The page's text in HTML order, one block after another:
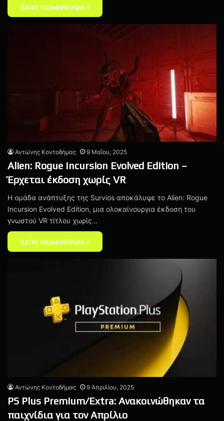
Δείτε περισσότερα »
Αντώνης Κοντοδήμας 9 Μαΐου, 2025
Alien: Rogue Incursion Evolved Edition –
Έρχεται έκδοση χωρίς VR
Η ομάδα ανάπτυξης της Survios αποκάλυψε το Alien: Rogue
Incursion Evolved Edition, μια ολοκαίνουργια έκδοση του
γνωστού VR τίτλου χωρίς…
Δείτε περισσότερα »
Αντώνης Κοντοδήμας 9 Απριλίου, 2025
PS Plus Premium/Extra: Ανακοινώθηκαν τα
παιχνίδια για τον Απρίλιο